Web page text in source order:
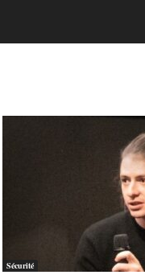
Sécurité